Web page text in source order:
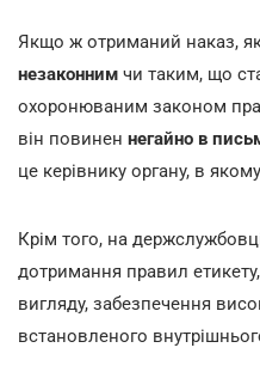
Якщо ж отриманий наказ,
незаконним чи таким, що
охоронюваним законом
він повинен негайно в
це керівнику органу, в
Крім того, на
дотримання правил
вигляду, забезпечення
встановленого